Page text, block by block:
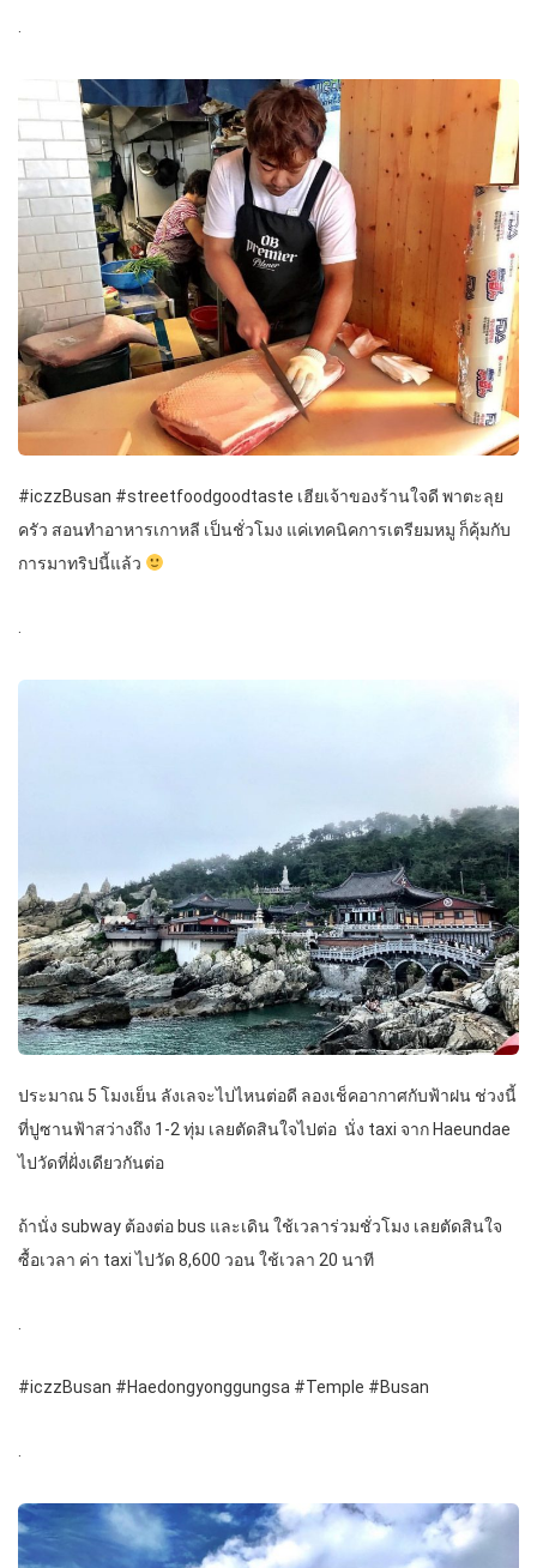
.
#iczzBusan #streetfoodgoodtaste เฮียเจ้าของร้านใจดี พาตะลุย
ครัว สอนทำอาหารเกาหลี เป็นชั่วโมง แค่เทคนิคการเตรียมหมู ก็คุ้มกับ
การมาทริปนี้แล้ว
ประมาณ 5 โมงเย็น ลังเลจะไปไหนต่อดี ลองเช็คอากาศกับฟ้าฝน ช่วงนี้
ที่ปูซานฟ้าสว่างถึง 1-2 ทุ่ม เลยตัดสินใจไปต่อ นั่ง taxi จาก Haeundae
ไปวัดที่ฝั่งเดียวกันต่อ
ถ้านั่ง subway ต้องต่อ bus และเดิน ใช้เวลาร่วมชั่วโมง เลยตัดสินใจ
ซื้อเวลา ค่า taxi ไปวัด 8,600 วอน ใช้เวลา 20 นาที
.
#iczzBusan #Haedongyonggungsa #Temple #Busan
.